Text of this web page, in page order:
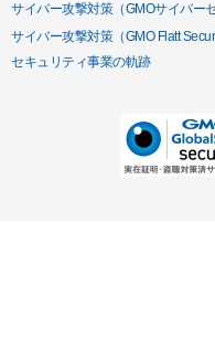
サイバー攻撃対策（GMOサイバー
サイバー攻撃対策（GMO Flatt
セキュリティ事業の軌跡